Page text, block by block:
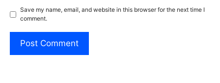
Save my name, email, and website in this browser for the next time I
comment.